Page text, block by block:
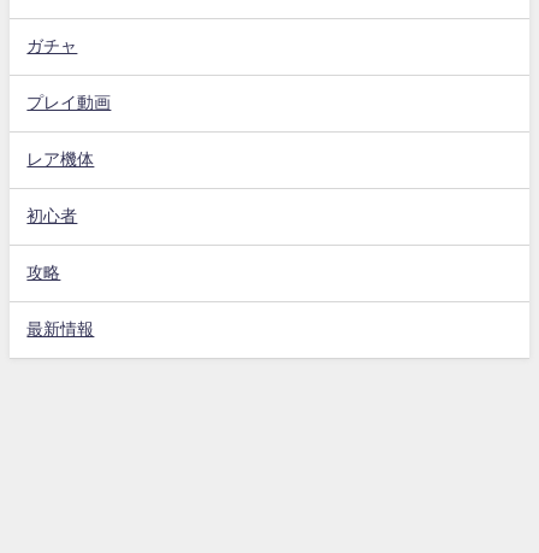
ガチャ
プレイ動画
レア機体
初心者
攻略
最新情報